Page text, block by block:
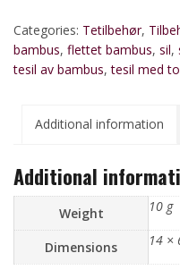
(2
håndtak)
quantity
Categories: Tetilbehør,
bambus, flettet bambus, sil,
tesil av bambus,tesil med
Additional information
Additional
Weight 10 g
Dimensions 14 ×